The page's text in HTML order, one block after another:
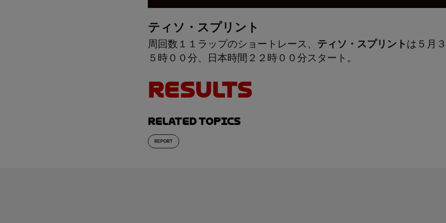
ティソ・スプリント
周回数１１ラップのショートレース、 ティソ・スプリント は５月
５時００分、日本時間２２時００分スタート。
RESULTS
Related topics
REPORT